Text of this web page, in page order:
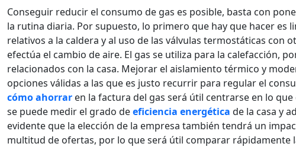
Conseguir reducir el consumo de gas es posible, basta con
la rutina diaria. Por supuesto, lo primero que hay que hacer
relativos a la caldera y al uso de las válvulas termostáticas
efectúa el cambio de aire. El gas se utiliza para la calefacción,
relacionados con la casa. Mejorar el aislamiento térmico y
opciones válidas a las que es justo recurrir para regular el
cómo ahorrar en la factura del gas será útil centrarse en lo
se puede medir el grado deeficiencia energética de la casa y
evidente que la elección de la empresa también tendrá un
multitud de ofertas, por lo que será útil comparar rápidamente